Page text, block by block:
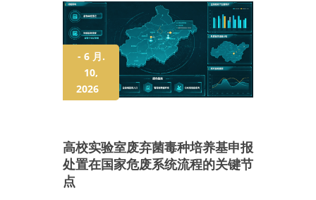
- 6 月.
10,
2026
高校实验室废弃菌毒种培养基申报
处置在国家危废系统流程的关键节
点